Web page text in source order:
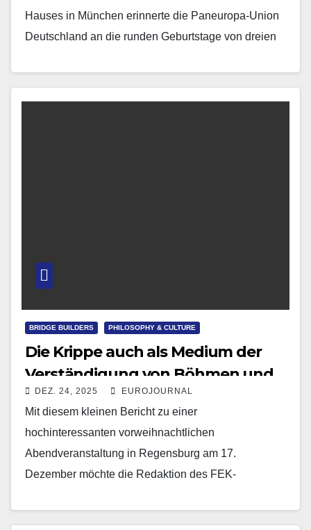
Hauses in München erinnerte die Paneuropa-Union
Deutschland an die runden Geburtstage von dreien
BRIDGE BUILDERS PHILOSOPHY & CULTURE
Die Krippe auch als Medium der
Verständigung von Böhmen und
Bayern
DEZ. 24, 2025 EUROJOURNAL
Mit diesem kleinen Bericht zu einer
hochinteressanten vorweihnachtlichen
Abendveranstaltung in Regensburg am 17.
Dezember möchte die Redaktion des FEK-